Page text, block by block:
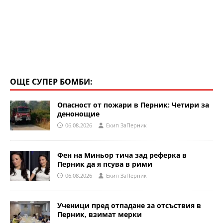
ОЩЕ СУПЕР БОМБИ:
Опасност от пожари в Перник: Четири за
денонощие
06.08.2026 Eкип ЗаПерник
Фен на Миньор тича зад реферка в
Перник да я псува в рими
06.08.2026 Eкип ЗаПерник
Ученици пред отпадане за отсъствия в
Перник, взимат мерки